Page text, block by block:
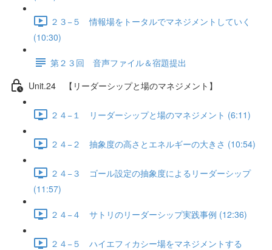
２３−５ 情報場をトータルでマネジメントしていく
(10:30)
第２３回 音声ファイル＆宿題提出
Unit.24 【リーダーシップと場のマネジメント】
２４−１ リーダーシップと場のマネジメント (6:11)
２４−２ 抽象度の高さとエネルギーの大きさ (10:54)
２４−３ ゴール設定の抽象度によるリーダーシップ
(11:57)
２４−４ サトリのリーダーシップ実践事例 (12:36)
２４−５ ハイエフィカシー場をマネジメントする